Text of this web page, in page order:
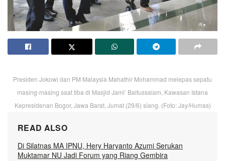
Presiden Jokowi dan PM Malaysia Mahathir Mohammad melepas sepatu
masing-masing saat tiba di Masjid Jami’ Baitussalam, Kawasan Istana
Kepresidenan Bogor, Jawa Barat, Jumat (29/6) siang. (Foto: Jay/Humas)
READ ALSO
Di Silatnas MA IPNU, Hery Haryanto Azumi Serukan
Muktamar NU Jadi Forum yang Riang Gembira